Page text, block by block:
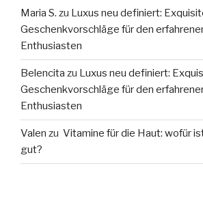
Maria S. zu Luxus neu definiert:
Geschenkvorschläge für den
Enthusiasten
Belencita zu Luxus neu definiert:
Geschenkvorschläge für den
Enthusiasten
Valen zu Vitamine für die Haut: wofür
gut?